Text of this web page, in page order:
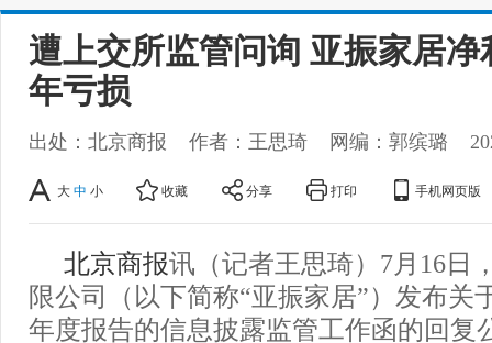
遭上交所监管问询 亚振家居净
年亏损
出处：北京商报 作者：王思琦 网编：郭缤璐
大 中 小 收藏 分享 打印 手机网页版
北京商报讯（记者王思琦）7月16日
限公司（以下简称“亚振家居”）发布关
年度报告的信息披露监管工作函的回复